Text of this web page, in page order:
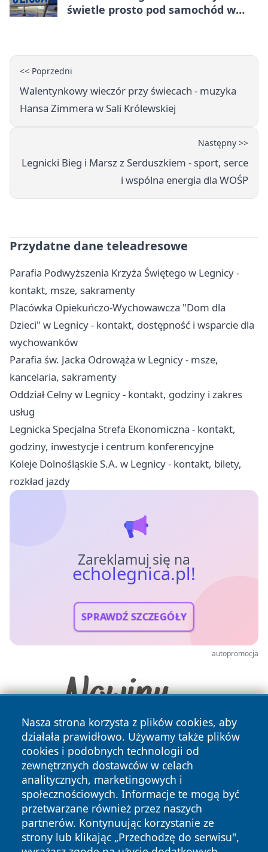
świetle prosto pod samochód w
<< Poprzedni
Walentynkowy wieczór przy świecach - muzyka
Hansa Zimmera w Sali Królewskiej
Następny >>
Legnicki Bieg i Marsz z Serduszkiem - sport, serce
i wspólna energia dla WOŚP
Przydatne dane teleadresowe
Parafia Podwyższenia Krzyża Świętego w Legnicy -
kontakt, msze, sakramenty
Placówka Opiekuńczo-Wychowawcza "Dom dla
Dzieci" w Legnicy - kontakt, dostępność i wsparcie dla
wychowanków
Parafia św. Jacka Odrowąża w Legnicy - msze,
kancelaria, sakramenty
Oddział Celny w Legnicy - kontakt, godziny i zakres
usług
Legnicka Specjalna Strefa Ekonomiczna - kontakt,
godziny, inwestycje i centrum konferencyjne
Koleje Dolnośląskie S.A. w Legnicy - kontakt, bilety,
rozkład jazdy
Zareklamuj się na
echolegnica.pl!
SPRAWDŹ SZCZEGÓŁY
autopromocja
Nasza strona korzysta z plików cookies, aby
działała prawidłowo. Używamy także plików
cookies i podobnych technologii od
zewnętrznych dostawców w celach
analitycznych, marketingowych i
społecznościowych. Informacje te mogą być
przetwarzane również przez naszych
partnerów. Kontynuując korzystanie ze
strony lub klikając „Przechodzę do serwisu",
Copyright © 2026 echolegnica.pl Wszystkie prawa
zastrzeżone.